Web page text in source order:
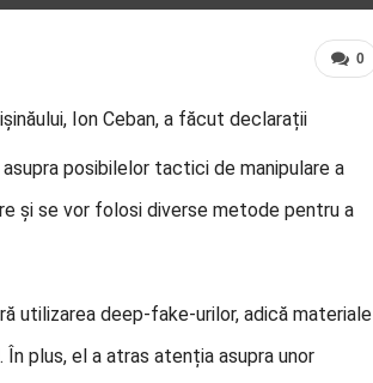
0
Ion Ceban, a făcut declarații
posibilelor tactici de manipulare a
și se vor folosi diverse metode pentru a
utilizarea deep-fake-urilor, adică materiale
plus, el a atras atenția asupra unor